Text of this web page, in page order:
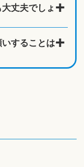
丈夫でしょ
することは